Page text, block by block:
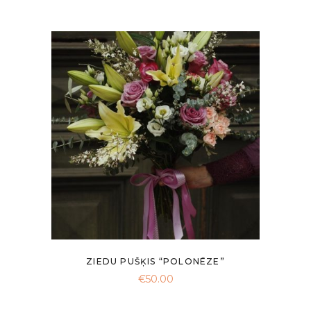
ZIEDU PUŠĶIS “POLONĒZE”
€50.00